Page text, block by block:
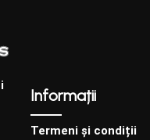
Informații
Termeni și condiții